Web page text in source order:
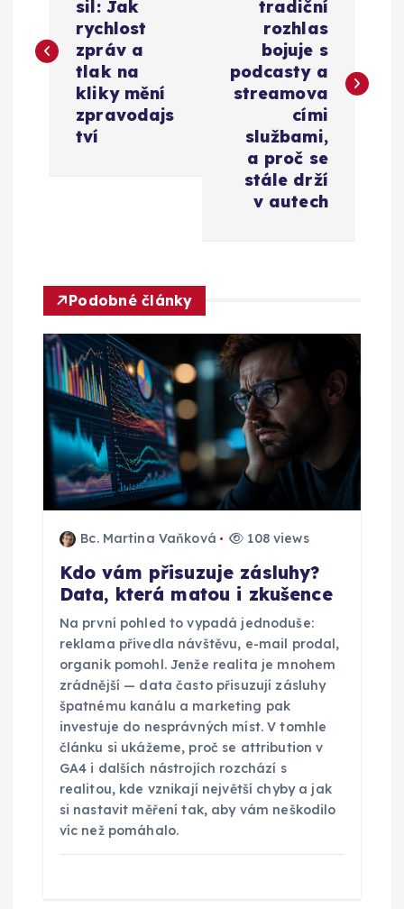
v
p
r
o
p
sil: Jak
rychlost
zpráv a
tlak na
kliky mění
zpravodajs
tví
tradiční
rozhlas
bojuje s
podcasty a
streamova
cími
službami,
a proč se
stále drží
v autech
Podobné články
Bc. Martina Vaňková 108 views
Kdo vám přisuzuje zásluhy?
Data, která matou i zkušence
Na první pohled to vypadá jednoduše:
reklama přivedla návštěvu, e-mail prodal,
organik pomohl. Jenže realita je mnohem
zrádnější — data často přisuzují zásluhy
špatnému kanálu a marketing pak
investuje do nesprávných míst. V tomhle
článku si ukážeme, proč se attribution v
GA4 i dalších nástrojích rozchází s
realitou, kde vznikají největší chyby a jak
si nastavit měření tak, aby vám neškodilo
víc než pomáhalo.